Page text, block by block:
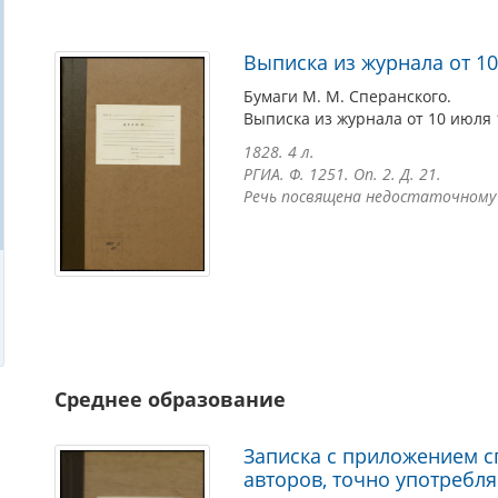
Выписка из журнала от
Бумаги М. М. Сперанского.
Выписка из журнала от 10 июля
1828. 4 л.
РГИА. Ф. 1251. Оп. 2. Д. 21.
Речь посвящена
Среднее образование
Записка с приложением
авторов, точно